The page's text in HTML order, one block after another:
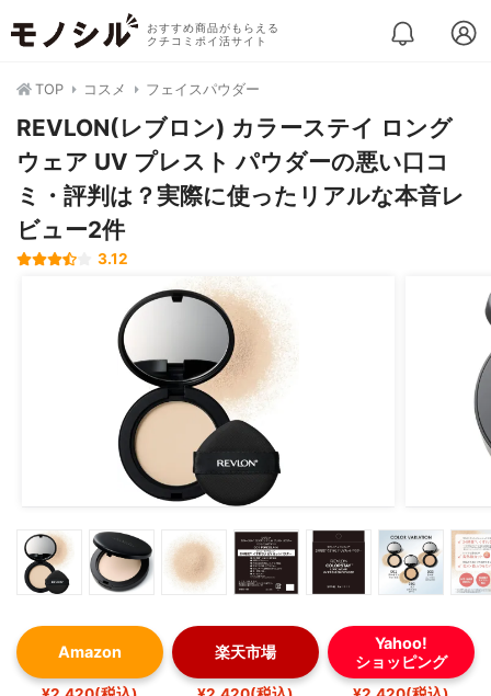
おすすめ商品がもらえる
クチコミポイ活サイト
TOP コスメ フェイスパウダー
REVLON(レブロン) カラーステイ ロング
ウェア UV プレスト パウダーの悪い口コ
ミ・評判は？実際に使ったリアルな本音レ
ビュー2件
3.12
Amazon 楽天市場
Yahoo!
ショッピング